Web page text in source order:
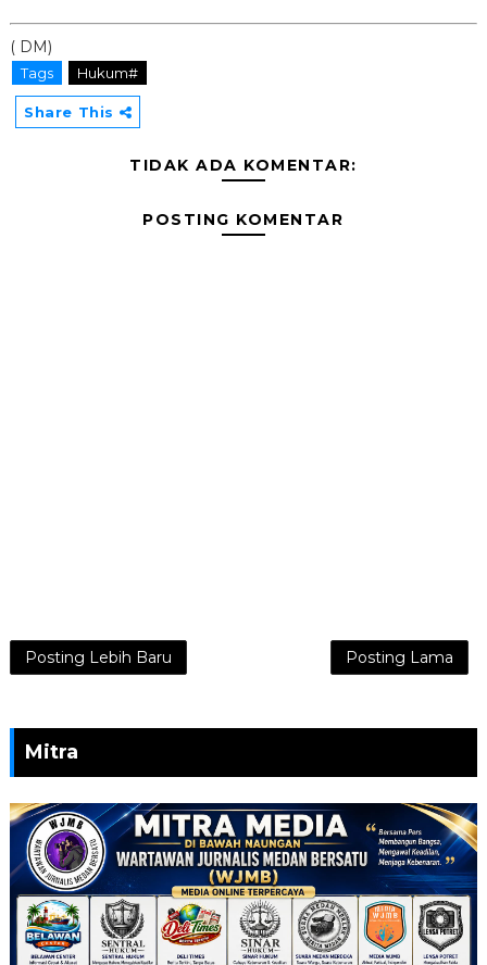
( DM)
Tags Hukum#
Share This
TIDAK ADA KOMENTAR:
POSTING KOMENTAR
Posting Lebih Baru Posting Lama
Mitra